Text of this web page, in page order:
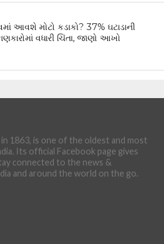
આવશે મોટો કડાકો? 37% ઘટાડાની
વધારી ચિંતા, જાણો આખો
1863, is one of the oldest and most
Its official Facebook page gives
connected to the news &
and around the world on the go.